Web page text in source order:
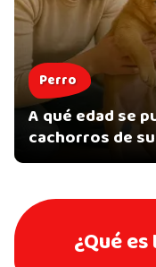
Perro
A qué edad se
cachorros de
¿Qué